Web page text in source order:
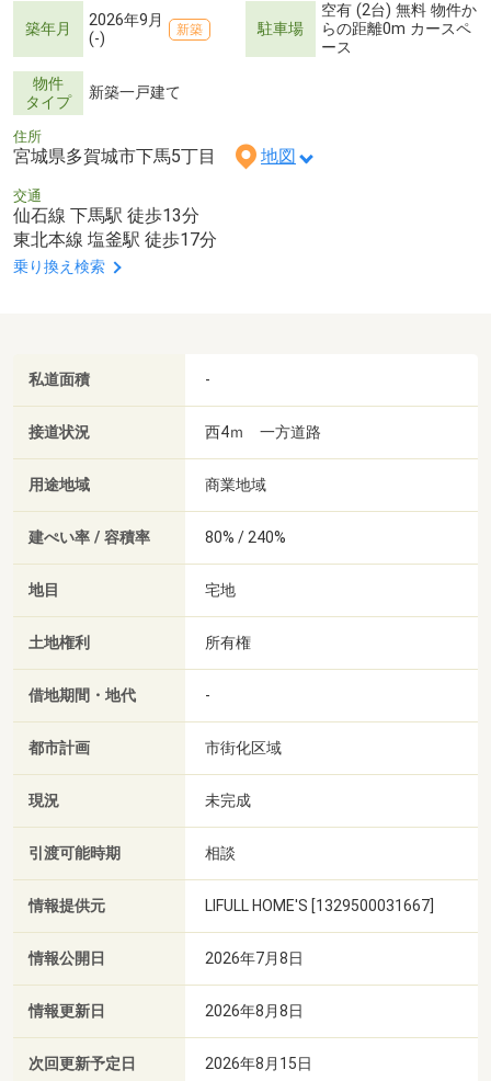
築年月
2026年9月
(-)
新築 駐車場
空有 (2台) 無料 物件か
らの距離0m カースペ
ース
物件
タイプ
新築一戸建て
住所
宮城県多賀城市下馬5丁目 地図
交通
仙石線 下馬駅 徒歩13分
東北本線 塩釜駅 徒歩17分
乗り換え検索
私道面積 -
接道状況 西4ｍ 一方道路
用途地域 商業地域
建ぺい率 / 容積率 80% / 240%
地目 宅地
土地権利 所有権
借地期間・地代 -
都市計画 市街化区域
現況 未完成
引渡可能時期 相談
情報提供元 LIFULL HOME'S [1329500031667]
情報公開日 2026年7月8日
情報更新日 2026年8月8日
次回更新予定日 2026年8月15日